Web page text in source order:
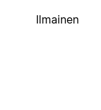
Ilmainen